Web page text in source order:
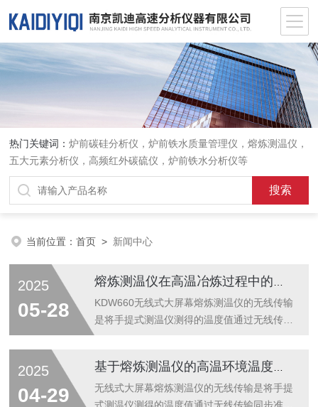
热门关键词：炉前碳硅分析仪，炉前铁水质量管理仪，熔炼测温仪，
五大元素分析仪，高频红外碳硫仪，炉前铁水分析仪等
当前位置：首页 > 新闻中心
2025
05-28
KDW660无线式大屏幕熔炼测温仪的无线传输
是将手提式测温仪测得的温度值通过无线传输
测量传感器件、并采取多种处理，使仪表长期
稳定工作。该仪表与相适应的热电偶配套可在
2025
04-29
无线式大屏幕熔炼测温仪的无线传输是将手提